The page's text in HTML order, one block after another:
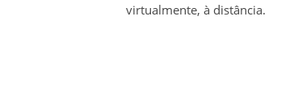
virtualmente, à distância.